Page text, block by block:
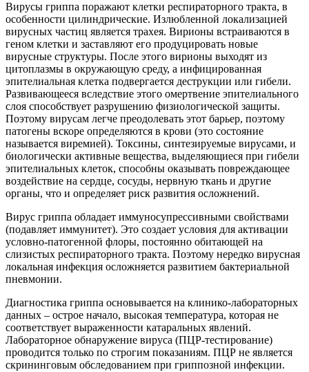
Вирусы гриппа поражают клетки респираторного тракта, в
особенности цилиндрические. Излюбленной локализацией
вирусных частиц является трахея. Вирионы встраиваются в
геном клетки и заставляют его продуцировать новые
вирусные структуры. После этого вирионы выходят из
цитоплазмы в окружающую среду, а инфицированная
эпителиальная клетка подвергается деструкции или гибели.
Развивающееся вследствие этого омертвение эпителиального
слоя способствует разрушению физиологической защиты.
Поэтому вирусам легче преодолевать этот барьер, поэтому
патогены вскоре определяются в крови (это состояние
называется виремией). Токсины, синтезируемые вирусами, и
биологически активные вещества, выделяющиеся при гибели
эпителиальных клеток, способны оказывать повреждающее
воздействие на сердце, сосуды, нервную ткань и другие
органы, что и определяет риск развития осложнений.
Вирус гриппа обладает иммуносупрессивными свойствами
(подавляет иммунитет). Это создает условия для активации
условно-патогенной флоры, постоянно обитающей на
слизистых респираторного тракта. Поэтому нередко вирусная
локальная инфекция осложняется развитием бактериальной
пневмонии.
Диагностика гриппа основывается на клинико-лабораторных
данных – острое начало, высокая температура, которая не
соответствует выраженности катаральных явлений.
Лабораторное обнаружение вируса (ПЦР-тестирование)
проводится только по строгим показаниям. ПЦР не является
скрининговым обследованием при гриппозной инфекции.